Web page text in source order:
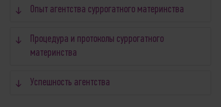
Опыт агентства суррогатного материнства
Процедура и протоколы суррогатного
материнства
Успешность агентства